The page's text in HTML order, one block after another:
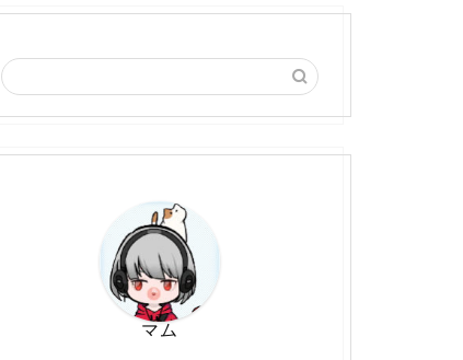
マム